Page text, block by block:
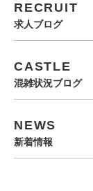
RECRUIT
求人ブログ
CASTLE
混雑状況ブログ
NEWS
新着情報